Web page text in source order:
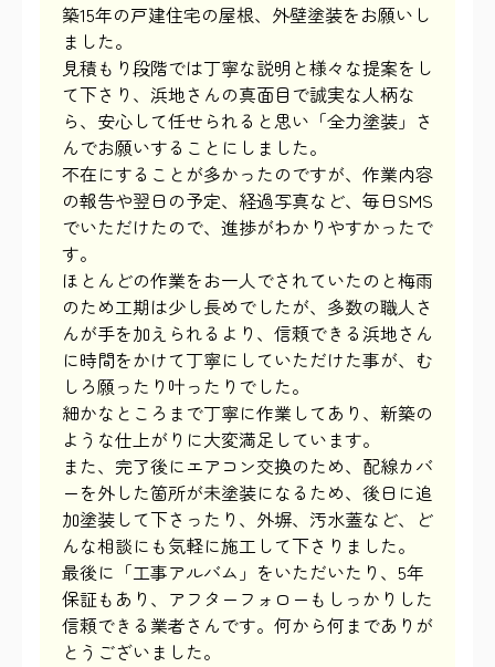
築15年の戸建住宅の屋根、外壁塗装をお願いし
ました。
見積もり段階では丁寧な説明と様々な提案をし
て下さり、浜地さんの真面目で誠実な人柄な
ら、安心して任せられると思い「全力塗装」さ
んでお願いすることにしました。
不在にすることが多かったのですが、作業内容
の報告や翌日の予定、経過写真など、毎日SMS
でいただけたので、進捗がわかりやすかったで
す。
ほとんどの作業をお一人でされていたのと梅雨
のため工期は少し長めでしたが、多数の職人さ
んが手を加えられるより、信頼できる浜地さん
に時間をかけて丁寧にしていただけた事が、む
しろ願ったり叶ったりでした。
細かなところまで丁寧に作業してあり、新築の
ような仕上がりに大変満足しています。
また、完了後にエアコン交換のため、配線カバ
ーを外した箇所が未塗装になるため、後日に追
加塗装して下さったり、外塀、汚水蓋など、ど
んな相談にも気軽に施工して下さりました。
最後に「工事アルバム」をいただいたり、5年
保証もあり、アフターフォローもしっかりした
信頼できる業者さんです。何から何までありが
とうございました。